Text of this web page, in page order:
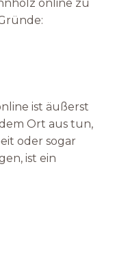
online zu
ist äußerst
Ort aus tun,
oder sogar
ist ein